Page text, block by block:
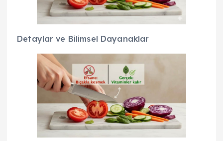
Detaylar ve Bilimsel Dayanaklar